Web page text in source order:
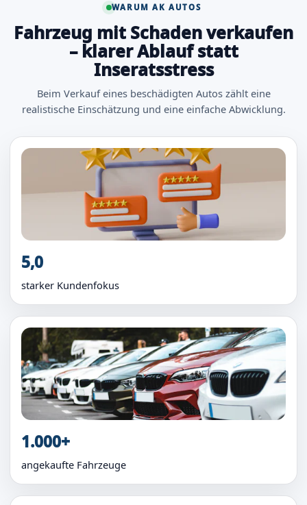
WARUM AK AUTOS
Fahrzeug mit Schaden verkaufen
– klarer Ablauf statt
Inseratsstress
Beim Verkauf eines beschädigten Autos zählt eine
realistische Einschätzung und eine einfache Abwicklung.
5,0
starker Kundenfokus
1.000+
angekaufte Fahrzeuge